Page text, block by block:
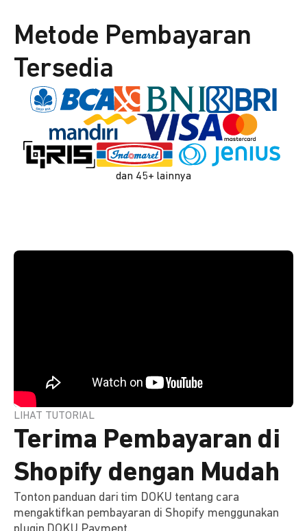
Metode Pembayaran
Tersedia
dan 45+ lainnya
LIHAT TUTORIAL
Terima Pembayaran di
Shopify dengan Mudah
Tonton panduan dari tim DOKU tentang cara
mengaktifkan pembayaran di Shopify menggunakan